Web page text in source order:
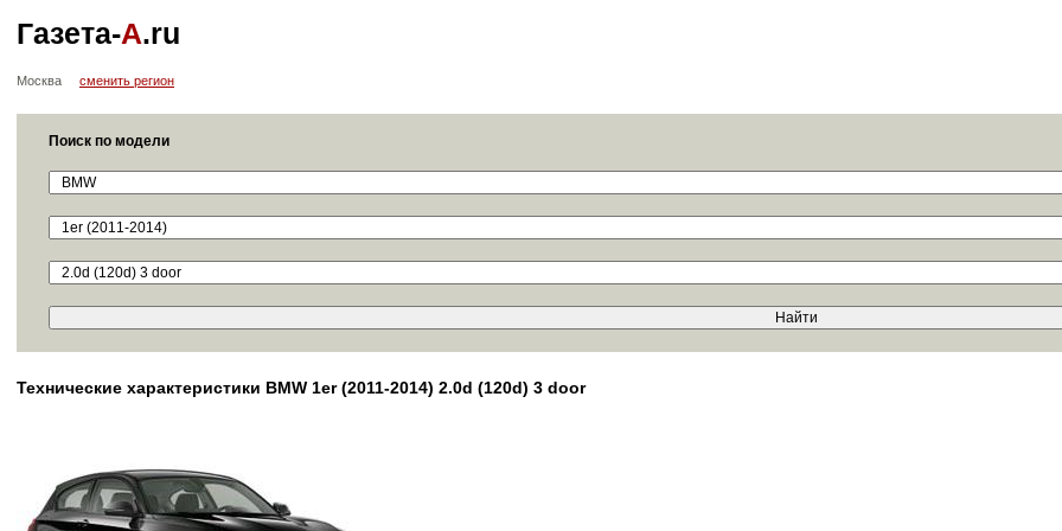
Газета-А.ru
Москва сменить регион
Поиск по модели
Технические характеристики BMW 1er (2011-2014) 2.0d (120d) 3 door